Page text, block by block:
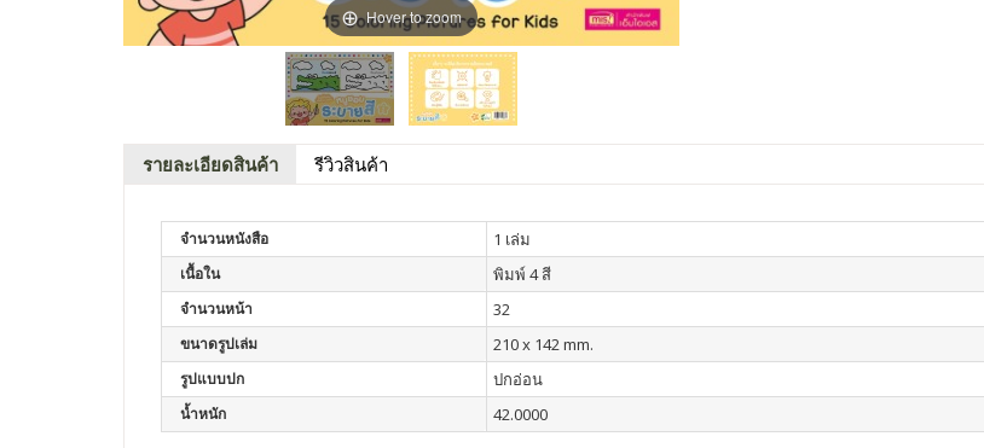
Hover to zoom
รายละเอียดสินค้า รีวิวสินค้า
จำนวนหนังสือ 1 เล่ม
เนื้อใน พิมพ์ 4 สี
จำนวนหน้า 32
ขนาดรูปเล่ม 210 x 142 mm.
รูปแบบปก ปกอ่อน
น้ำหนัก 42.0000